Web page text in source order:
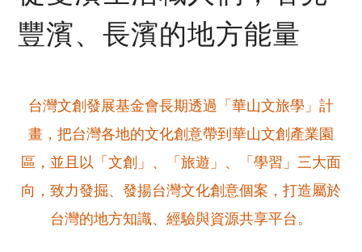
豐濱、長濱的地方能量
台灣文創發展基金會長期透過「華山文旅學」計
畫，把台灣各地的文化創意帶到華山文創產業園
區，並且以「文創」、「旅遊」、「學習」三大面
向，致力發掘、發揚台灣文化創意個案，打造屬於
台灣的地方知識、經驗與資源共享平台。